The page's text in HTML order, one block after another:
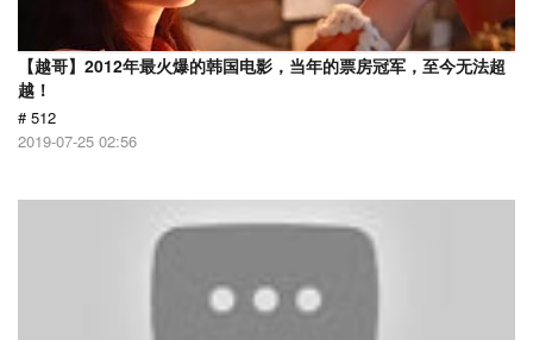
【越哥】2012年最火爆的韩国电影，当年的票房冠军，至今无法超
越！
# 512
2019-07-25 02:56